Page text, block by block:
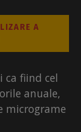
A
ca fiind cel
anuale,
micrograme